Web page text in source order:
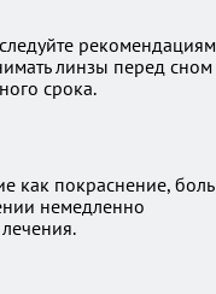
рекомендациям
линзы перед сном
срока.
как покраснение, боль
немедленно